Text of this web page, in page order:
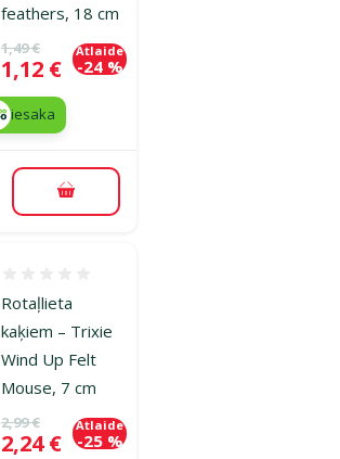
feathers, 18 cm
Oriģinālā cena
1,49 €
Cena
1,12 €
Atlaide
-24 %
iesaka
Pievienot grozam
Rotaļlieta
kaķiem – Trixie
Wind Up Felt
Mouse, 7 cm
Oriģinālā cena
2,99 €
Cena
2,24 €
Atlaide
-25 %